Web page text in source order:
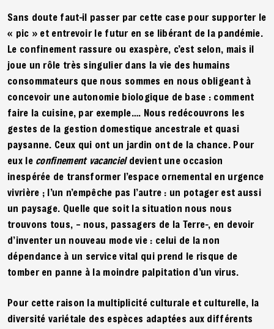
Sans doute faut-il passer par cette case pour supporter le
« pic » et entrevoir le futur en se libérant de la pandémie.
Le confinement rassure ou exaspère, c’est selon, mais il
joue un rôle très singulier dans la vie des humains
consommateurs que nous sommes en nous obligeant à
concevoir une autonomie biologique de base : comment
faire la cuisine, par exemple…. Nous redécouvrons les
gestes de la gestion domestique ancestrale et quasi
paysanne. Ceux qui ont un jardin ont de la chance. Pour
eux le confinement vacancieldevient une occasion
inespérée de transformer l’espace ornemental en urgence
vivrière ; l’un n’empêche pas l’autre : un potager est aussi
un paysage. Quelle que soit la situation nous nous
trouvons tous, – nous, passagers de la Terre-, en devoir
d’inventer un nouveau mode vie : celui de la non
dépendance à un service vital qui prend le risque de
tomber en panne à la moindre palpitation d’un virus.
Pour cette raison la multiplicité culturale et culturelle, la
diversité variétale des espèces adaptées aux différents